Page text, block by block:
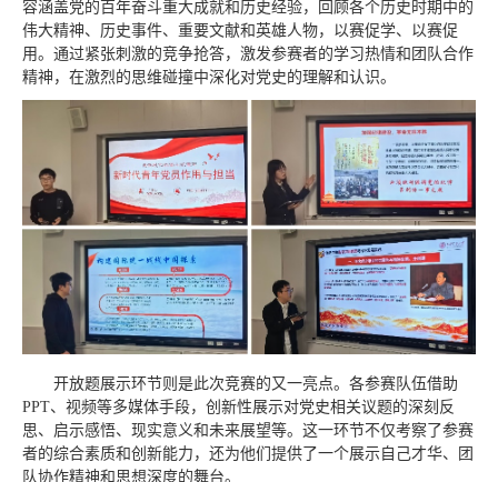
容涵盖党的百年奋斗重大成就和历史经验，回顾各个历史时期中的
伟大精神、历史事件、重要文献和英雄人物，以赛促学、以赛促
用。通过紧张刺激的竞争抢答，激发参赛者的学习热情和团队合作
精神，在激烈的思维碰撞中深化对党史的理解和认识。
开放题展示环节则是此次竞赛的又一亮点。各参赛队伍借助
PPT、视频等多媒体手段，创新性展示对党史相关议题的深刻反
思、启示感悟、现实意义和未来展望等。这一环节不仅考察了参赛
者的综合素质和创新能力，还为他们提供了一个展示自己才华、团
队协作精神和思想深度的舞台。